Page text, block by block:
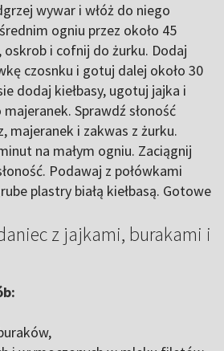
wywar i włóż do niego
ogniu przez około 45
i cofnij do żurku. Dodaj
czosnku i gotuj dalej około 30
dodaj kiełbasy, ugotuj jajka i
Sprawdź słoność
majeranek i zakwas z żurku.
na małym ogniu. Zaciągnij
Podawaj z połówkami
plastry białą kiełbasą. Gotowe
z jajkami, burakami i